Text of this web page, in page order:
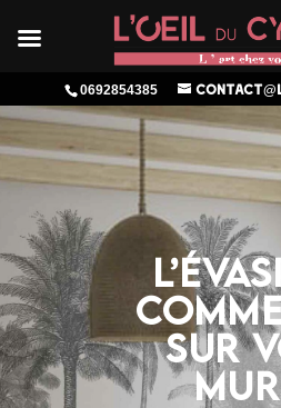
0692854385
SUR